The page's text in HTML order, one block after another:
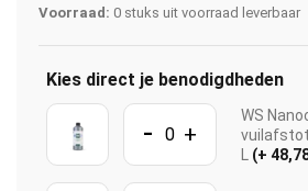
Voorraad: 0 stuks uit voorraad leverbaar
Kies direct je benodigdheden
- +
WS
(+